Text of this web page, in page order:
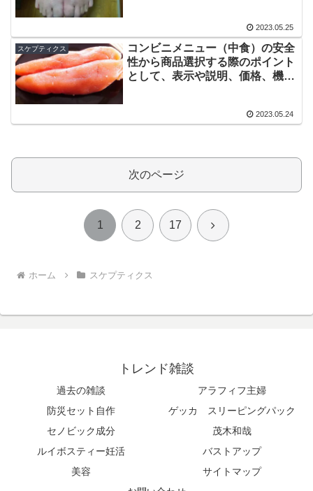
2023.05.25
スケプティクス
コンビニメニュー（中食）の安全
性から商品選択する際のポイント
として、表示や説明、価格、機
2023.05.24
次のページ
1 2 17 次
ホーム スケプティクス
トレンド雑談
過去の雑談
アラフィフ主婦
防災セット自作
ゲッカ スリーピングパック
セノビック成分
茂木和哉
ルイボスティー妊活
バストアップ
美容
サイトマップ